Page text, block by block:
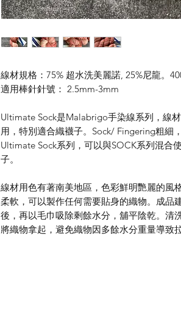
線材規格：75% 超水洗美麗諾, 25%尼龍。
適用棒針針號： 2.5mm-3mm
Ultimate Sock是Malabrigo手染線系列，線
用，特別適合織襪子。Sock/ Fingering粗細
Ultimate Sock系列，可以與SOCK系列混合
子。
線材用色有著南美地區，色彩鮮明艷麗的風
柔軟，可以製作任何需要貼身的織物。成品
後，再以毛巾吸除剩餘水分，舖平陰乾。清
將織物拿起，避免織物因多餘水分重量導致